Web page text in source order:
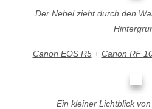
Der Nebel zieht durch den
Canon EOS R5+ Canon RF
Ein kleiner Lichtblick